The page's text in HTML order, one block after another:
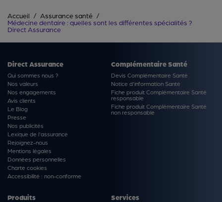
Accueil
Assurance santé
Médecine dentaire : quelles sont les différentes spécialités ?
Direct Assurance
Direct Assurance
Qui sommes nous ?
Nos valeurs
Nos engagements
Avis clients
Le Blog
Presse
Nos publicités
Lexique de l'assurance
Rejoignez-nous
Mentions légales
Données personnelles
Charte cookies
Accessibilité : non-conforme
Complémentaire Santé
Devis Complémentaire Santé
Notice d'information Santé
Fiche produit Complémentaire Santé
responsable
Fiche produit Complémentaire Santé
non responsable
Produits Services